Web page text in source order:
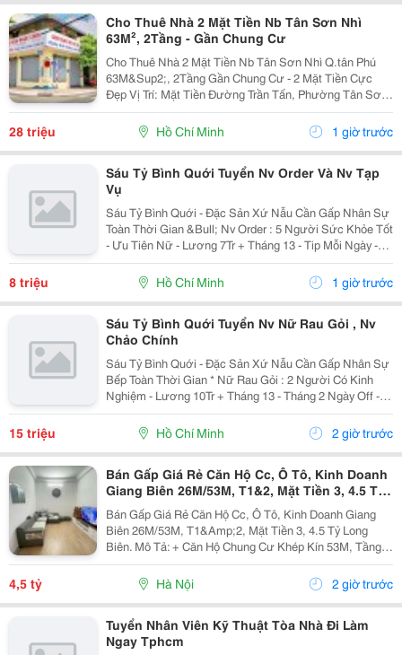
Cho Thuê Nhà 2 Mặt Tiền Nb Tân Sơn Nhì
63M², 2Tầng - Gần Chung Cư
Cho Thuê Nhà 2 Mặt Tiền Nb Tân Sơn Nhì Q.tân Phú
63M&Sup2;, 2Tầng Gần Chung Cư - 2 Mặt Tiền Cực
Đẹp Vị Trí: Mặt Tiền Đường Trần Tấn, Phường Tân Sơn
Nhì, Quận Tân Phú, Tp.hcm Diện Tích: 63M&Sup2;, 9M
X 7M Kết Cấu: Trệt, 1 Lầu &Ndash; Gồm 1...
28 triệu Hồ Chí Minh 1 giờ trước
Sáu Tỷ Bình Quới Tuyển Nv Order Và Nv Tạp
Vụ
Sáu Tỷ Bình Quới - Đặc Sản Xứ Nẫu Cần Gấp Nhân Sự
Toàn Thời Gian &Bull; Nv Order : 5 Người Sức Khỏe Tốt
- Ưu Tiên Nữ - Lương 7Tr + Tháng 13 - Tip Mỗi Ngày -
Có Ca Suốt Hoặc Ca Gãy - Tháng 2 Ngày Off - Lễ X 2 -
Được Nghỉ Tết Nđ ...
8 triệu Hồ Chí Minh 1 giờ trước
Sáu Tỷ Bình Quới Tuyển Nv Nữ Rau Gỏi , Nv
Chảo Chính
Sáu Tỷ Bình Quới - Đặc Sản Xứ Nẫu Cần Gấp Nhân Sự
Bếp Toàn Thời Gian * Nữ Rau Gỏi : 2 Người Có Kinh
Nghiệm - Lương 10Tr + Tháng 13 - Tháng 2 Ngày Off -
Lễ X 2 - Được Nghỉ Tết Nđ * Chảo Chính : 2 Người Có
Kinh Nghiệm + Sức Khỏe Tốt...
15 triệu Hồ Chí Minh 2 giờ trước
Bán Gấp Giá Rẻ Căn Hộ Cc, Ô Tô, Kinh Doanh
Giang Biên 26M/53M, T1&2, Mặt Tiền 3, 4.5 Tỷ
Long Biên.
Bán Gấp Giá Rẻ Căn Hộ Cc, Ô Tô, Kinh Doanh Giang
Biên 26M/53M, T1&Amp;2, Mặt Tiền 3, 4.5 Tỷ Long
Biên. Mô Tả: + Căn Hộ Chung Cư Khép Kín 53M, Tầng 1
Và 2 Đế Căn Hộ Chung Cư, Đất Sổ Đỏ Lâu Dài. + Kinh
Doanh Bất Chấp Các Loại Hình, Quỹ Đất Rộng...
4,5 tỷ Hà Nội 2 giờ trước
Tuyển Nhân Viên Kỹ Thuật Tòa Nhà Đi Làm
Ngay Tphcm